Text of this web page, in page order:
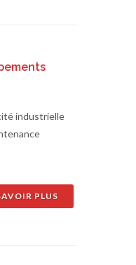
industrielle
PLUS